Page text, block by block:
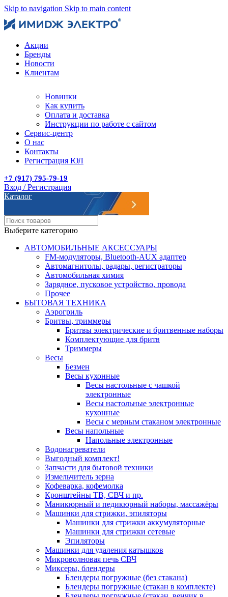
Skip to navigation Skip to main content
Акции
Бренды
Новости
Клиентам
Новинки
Как купить
Оплата и доставка
Инструкции по работе с сайтом
Сервис-центр
О нас
Контакты
Регистрация ЮЛ
+7 (917) 795-79-19
Вход / Регистрация
Каталог
Выберите категорию
АВТОМОБИЛЬНЫЕ АКСЕССУАРЫ
FM-модуляторы, Bluetooth-AUX адаптер
Автомагнитолы, радары, регистраторы
Автомобильная химия
Зарядное, пусковое устройство, провода
Прочее
БЫТОВАЯ ТЕХНИКА
Аэрогриль
Бритвы, триммеры
Бритвы электрические и бритвенные наборы
Комплектующие для бритв
Триммеры
Весы
Безмен
Весы кухонные
Весы настольные с чашкой
электронные
Весы настольные электронные
кухонные
Весы с мерным стаканом электронные
Весы напольные
Напольные электронные
Водонагреватели
Выгодный комплект!
Запчасти для бытовой техники
Измельчитель зерна
Кофеварка, кофемолка
Кронштейны ТВ, СВЧ и пр.
Маникюрный и педикюрный наборы, массажёры
Машинки для стрижки, эпиляторы
Машинки для стрижки аккумуляторные
Машинки для стрижки сетевые
Эпиляторы
Машинки для удаления катышков
Микроволновая печь СВЧ
Миксеры, блендеры
Блендеры погружные (без стакана)
Блендеры погружные (стакан в комплекте)